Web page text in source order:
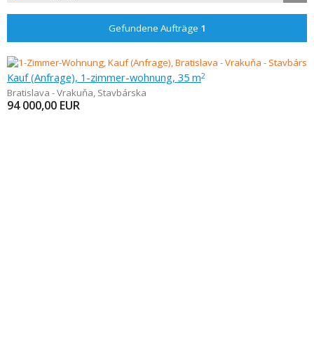
Gefundene Aufträge 1
Kauf (Anfrage), 1-zimmer-wohnung, 35 m2
Bratislava - Vrakuňa, Stavbárska
94 000,00 EUR